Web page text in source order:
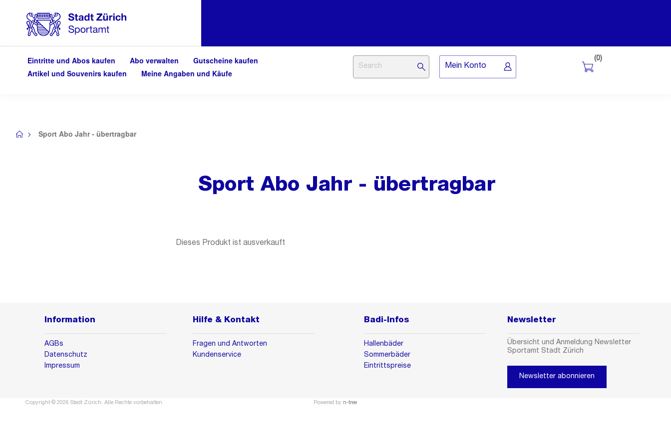
Eintritte und Abos kaufen Abo verwalten
Gutscheine kaufen
Artikel und Souvenirs kaufen
Meine Angaben und Käufe
Mein Konto
(0)
Sport Abo Jahr - übertragbar
Sport Abo Jahr - übertragbar
Dieses Produkt ist ausverkauft
Information
AGBs
Datenschutz
Impressum
Hilfe & Kontakt
Fragen und Antworten
Kundenservice
Badi-Infos
Hallenbäder
Sommerbäder
Eintrittspreise
Newsletter
Übersicht und Anmeldung Newsletter
Sportamt Stadt Zürich
Newsletter abonnieren
Copyright © 2026 Stadt Zürich. Alle Rechte vorbehalten. Powered by n-tree